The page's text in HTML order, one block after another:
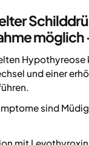
möglich
und einer
sind
mit